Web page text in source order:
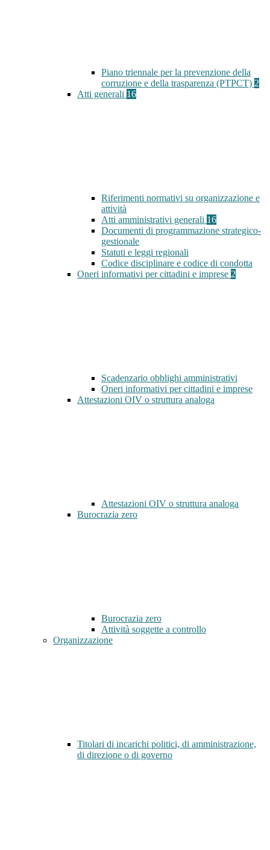
Piano triennale per la prevenzione della
corruzione e della trasparenza (PTPCT) 2
Atti generali 16
Riferimenti normativi su organizzazione e
attività
Atti amministrativi generali 16
Documenti di programmazione strategico-
gestionale
Statuti e leggi regionali
Codice disciplinare e codice di condotta
Oneri informativi per cittadini e imprese 2
Scadenzario obblighi amministrativi
Oneri informativi per cittadini e imprese
Attestazioni OIV o struttura analoga
Attestazioni OIV o struttura analoga
Burocrazia zero
Burocrazia zero
Attività soggette a controllo
Organizzazione
Titolari di incarichi politici, di amministrazione,
di direzione o di governo